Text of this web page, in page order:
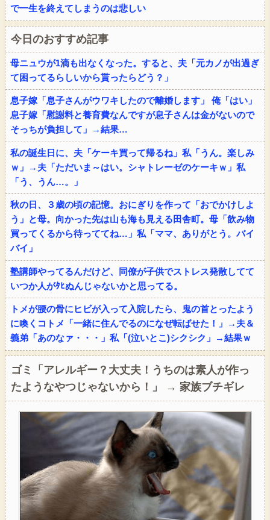
で一生を終えてしまうのは悲しい
今日のおすすめ記事
母ニュウが1滴も出なくなった。すると、夫「元カノが出過ぎ
て困ってるらしいから貰ったらどう？」
息子嫁「息子さんがウワキしたので離婚します」 俺「はい」
息子嫁「慰謝料と養育費なんですが息子さんは金がないので
そっちが負担して」→結果…
私の誕生日に、夫「ケーキ買って帰るね」私「うん。楽しみ
ｗ」→夫「ただいま～はい。シャトレーゼのケーキｗ」私
「う、うん…。」
秋の日、３歳の頃の記憶。おにぎりを作って「おでかけしよ
う」と母。向かった先は山も海も見える田舎町。母「飲み物
買ってくるから待っててね…」私「ママ、ありがとう。バイ
バイ」
塾講師やってるんだけど、同僚が子供でストレス発散してて
いつか人がﾀﾋぬんじゃないかと思ってる。
トメが腰の骨にヒビが入って入院したら、鬼の首とったよう
に喚くコトメ「一緒に住んでるのになぜ転ばせた！」→夫＆
義弟「あのなァ・・・」私「(泣いとこ)シクシク」→結果ｗ
ゴミ「アレルギー？大丈夫！うちのは素人が作っ
たようなやつじゃないから！」 → 家族ブチギレ